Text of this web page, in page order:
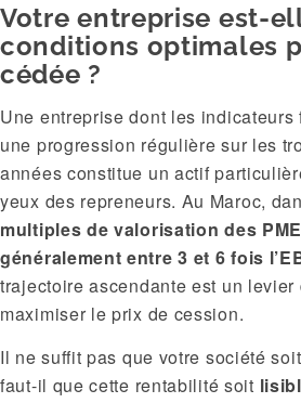
Votre entreprise est-
conditions optimales
cédée ?
Une entreprise dont les
une progression régulière sur les
années constitue un actif
yeux des repreneurs. Au Maroc,
multiples de valorisation des
généralement entre 3 et 6 fois
trajectoire ascendante est un levier
maximiser le prix de cession.
Il ne suffit pas que votre société
faut-il que cette rentabilité soit